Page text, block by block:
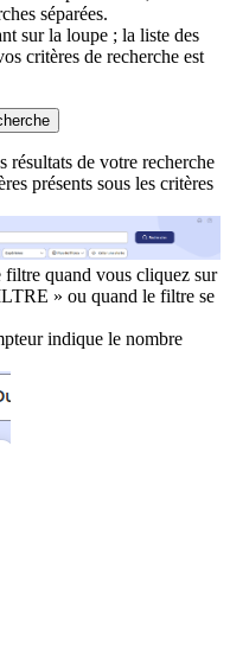
séparées.
sur la loupe ; la liste des
critères de recherche est
résultats de votre recherche
présents sous les critères
filtre quand vous cliquez sur
» ou quand le filtre se
indique le nombre